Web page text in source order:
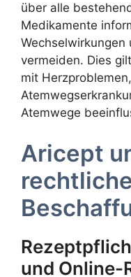
über alle
Medikamente
Wechselwirkungen
vermeiden. Dies
mit
Atemwege
Aricept
und Online-